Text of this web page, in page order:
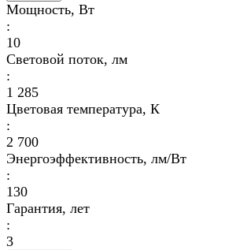
Мощность, Вт
:
10
Световой поток, лм
:
1 285
Цветовая температура, К
:
2 700
Энергоэффективность, лм/Вт
:
130
Гарантия, лет
:
3